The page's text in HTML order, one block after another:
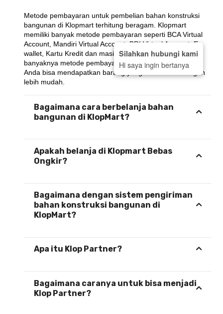
Metode pembayaran untuk pembelian bahan konstruksi
bangunan di Klopmart terhitung beragam. Klopmart
memiliki banyak metode pembayaran seperti BCA Virtual
Account, Mandiri Virtual Account, BRI Virtual Account, E-
wallet, Kartu Kredit dan masih banyak lagi.. Dengan
banyaknya metode pembayaran yang ada di KlopMart,
Anda bisa mendapatkan barang yang dibutuhkan dengan
lebih mudah.
Bagaimana cara berbelanja bahan
bangunan di KlopMart?
Apakah belanja di Klopmart Bebas
Ongkir?
Bagaimana dengan sistem pengiriman
bahan konstruksi bangunan di
KlopMart?
Apa itu Klop Partner?
Bagaimana caranya untuk bisa menjadi
Klop Partner?
Silahkan hubungi kami
Hi saya ingin bertanya